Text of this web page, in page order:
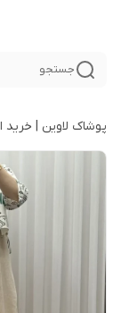
جستجو
پوشاک لاوین | خرید